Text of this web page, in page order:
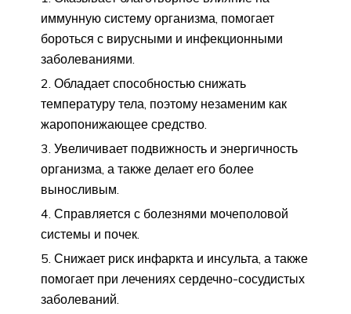
иммунную систему организма, помогает
бороться с вирусными и инфекционными
заболеваниями.
Обладает способностью снижать
температуру тела, поэтому незаменим как
жаропонижающее средство.
Увеличивает подвижность и энергичность
организма, а также делает его более
выносливым.
Справляется с болезнями мочеполовой
системы и почек.
Снижает риск инфаркта и инсульта, а также
помогает при лечениях сердечно-сосудистых
заболеваний.